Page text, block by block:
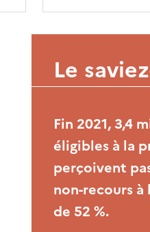
Le
Fin 2021, 3,4
éligibles à la
perçoivent
non-recours
de 52 %.